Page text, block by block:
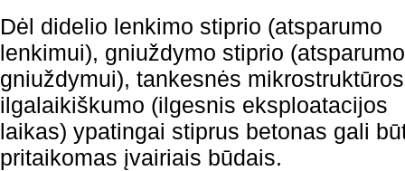
Dėl didelio lenkimo stiprio (atsparumo
lenkimui), gniuždymo stiprio (atsparumo
gniuždymui), tankesnės
ilgalaikiškumo (ilgesnis eksploatacijos
laikas) ypatingai stiprus betonas gali
pritaikomas įvairiais būdais.